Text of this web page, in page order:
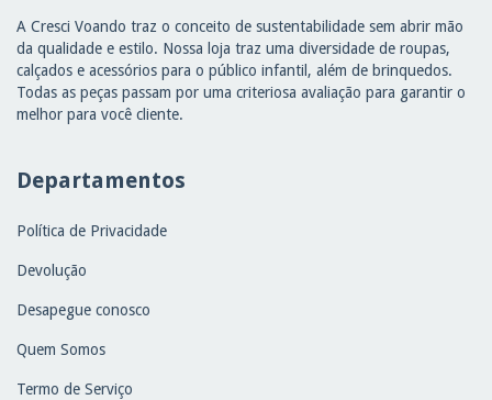
A Cresci Voando traz o conceito de sustentabilidade sem abrir mão
da qualidade e estilo. Nossa loja traz uma diversidade de roupas,
calçados e acessórios para o público infantil, além de brinquedos.
Todas as peças passam por uma criteriosa avaliação para garantir o
melhor para você cliente.
Departamentos
Política de Privacidade
Devolução
Desapegue conosco
Quem Somos
Termo de Serviço